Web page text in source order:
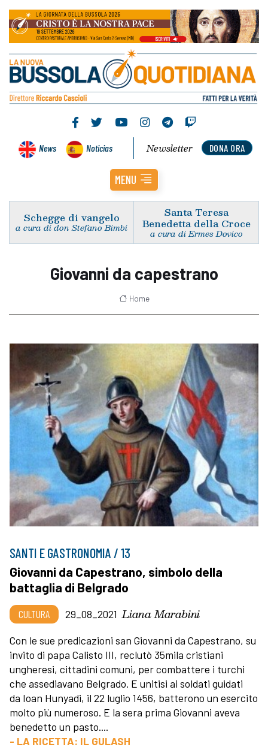
News Noticias DONA ORA
Newsletter
MENU
Schegge di vangelo
a cura di don Stefano Bimbi
Santa Teresa
Benedetta della Croce
a cura di Ermes Dovico
Giovanni da capestrano
Home
SANTI E GASTRONOMIA / 13
Giovanni da Capestrano, simbolo della
battaglia di Belgrado
CULTURA 29_08_2021 Liana Marabini
Con le sue predicazioni san Giovanni da Capestrano, su
invito di papa Calisto III, reclutò 35mila cristiani
ungheresi, cittadini comuni, per combattere i turchi
che assediavano Belgrado. E unitisi ai soldati guidati
da Ioan Hunyadi, il 22 luglio 1456, batterono un esercito
molto più numeroso. E la sera prima Giovanni aveva
benedetto un pasto....
- LA RICETTA: IL GULASH